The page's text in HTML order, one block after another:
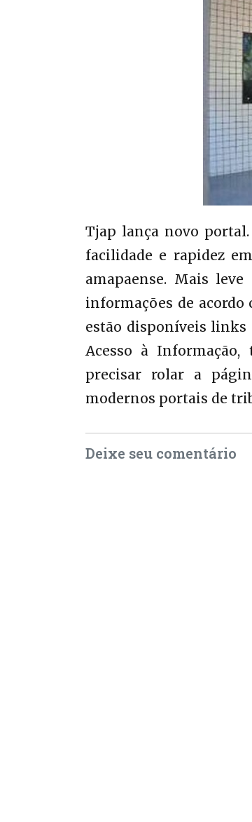
Tjap lança novo
facilidade e rapidez
amapaense. Mais
informações de acordo
estão disponíveis links
Acesso à
precisar rolar a
modernos portais de
Deixe seu comentário